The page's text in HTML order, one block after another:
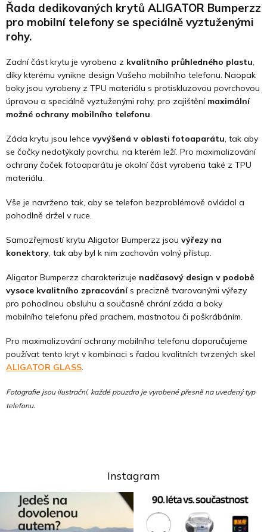
Řada dedikovaných krytů ALIGATOR Bumperzz
pro mobilní telefony se speciálně vyztuženými
rohy.
Zadní část krytu je vyrobena z kvalitního průhledného plastu,
díky kterému vynikne design Vašeho mobilního telefonu. Naopak
boky jsou vyrobeny z TPU materiálu s protiskluzovou povrchovou
úpravou a speciálně vyztuženými rohy, pro zajištění maximální
možné ochrany mobilního telefonu.
Záda krytu jsou lehce vyvýšená v oblasti fotoaparátu, tak aby
se čočky nedotýkaly povrchu, na kterém leží. Pro maximalizování
ochrany čoček fotoaparátu je okolní část vyrobena také z TPU
materiálu.
Vše je navrženo tak, aby se telefon bezproblémově ovládal a
pohodlně držel v ruce.
Samozřejmostí krytu Aligator Bumperzz jsou výřezy na
konektory, tak aby byl k nim zachován volný přístup.
Aligator Bumperzz charakterizuje nadčasový design v podobě
vysoce kvalitního zpracovánís precizně tvarovanými výřezy
pro pohodlnou obsluhu a současně chrání záda a boky
mobilního telefonu před prachem, mastnotou či poškrábáním.
Pro maximalizování ochrany mobilního telefonu doporučujeme
používat tento kryt v kombinaci s řadou kvalitních tvrzených skel
ALIGATOR GLASS.
Fotografie jsou ilustrační, každé pouzdro je vyrobené přesně na uvedený typ
telefonu.
Instagram